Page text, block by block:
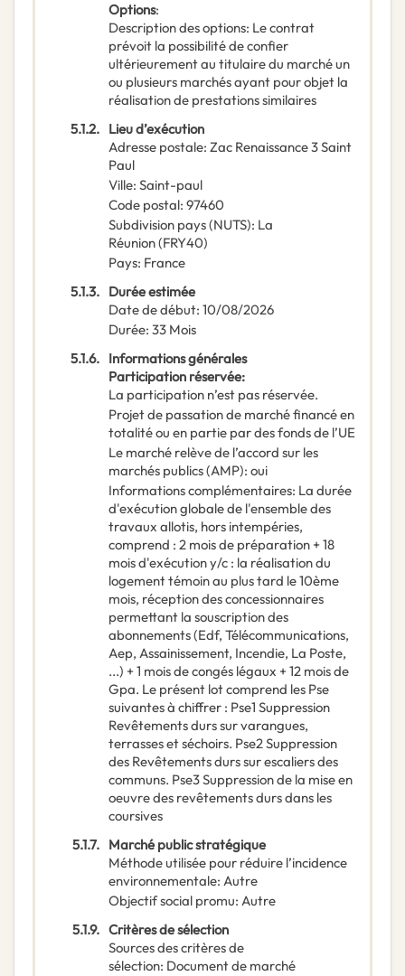
Options:
Description des options: Le contrat
prévoit la possibilité de confier
ultérieurement au titulaire du marché un
ou plusieurs marchés ayant pour objet la
réalisation de prestations similaires
5.1.2. Lieu d’exécution
Adresse postale: Zac Renaissance 3 Saint
Paul
Ville: Saint-paul
Code postal: 97460
Subdivision pays (NUTS): La
Réunion(FRY40)
Pays: France
5.1.3. Durée estimée
Date de début: 10/08/2026
Durée: 33 Mois
5.1.6. Informations générales
Participation réservée:
La participation n’est pas réservée.
Projet de passation de marché financé en
totalité ou en partie par des fonds de l’UE
Le marché relève de l’accord sur les
marchés publics (AMP): oui
Informations complémentaires: La durée
d'exécution globale de l'ensemble des
travaux allotis, hors intempéries,
comprend : 2 mois de préparation + 18
mois d'exécution y/c : la réalisation du
logement témoin au plus tard le 10ème
mois, réception des concessionnaires
permettant la souscription des
abonnements (Edf, Télécommunications,
Aep, Assainissement, Incendie, La Poste,
...) + 1 mois de congés légaux + 12 mois de
Gpa. Le présent lot comprend les Pse
suivantes à chiffrer : Pse1 Suppression
Revêtements durs sur varangues,
terrasses et séchoirs. Pse2 Suppression
des Revêtements durs sur escaliers des
communs. Pse3 Suppression de la mise en
oeuvre des revêtements durs dans les
coursives
5.1.7. Marché public stratégique
Méthode utilisée pour réduire l’incidence
environnementale: Autre
Objectif social promu: Autre
5.1.9. Critères de sélection
Sources des critères de
sélection: Document de marché